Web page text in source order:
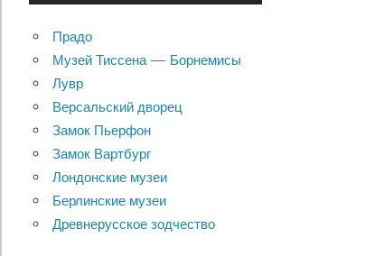
Прадо
Музей Тиссена — Борнемисы
Лувр
Версальский дворец
Замок Пьерфон
Замок Вартбург
Лондонские музеи
Берлинские музеи
Древнерусское зодчество